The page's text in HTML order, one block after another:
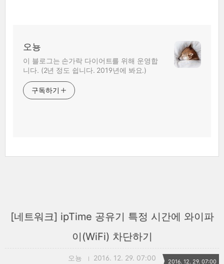
오뇽
이 블로그는 손가락 다이어트를 위해 운영합
니다. (2년 정도 쉽니다. 2019년에 봐요.)
구독하기
[네트워크] ipTime 공유기 특정 시간에 와이파
이(WiFi) 차단하기
오뇽 2016. 12. 29. 07:00 2016. 12. 29. 07:00